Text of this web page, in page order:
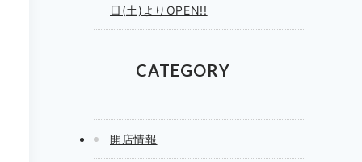
日(土)よりOPEN!!
CATEGORY
開店情報